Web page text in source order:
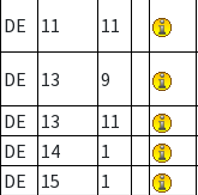
DE 11 11
DE 13 9
DE
13 11
DE
14 1
DE
15 1